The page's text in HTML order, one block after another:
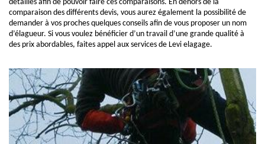
détaillés afin de pouvoir faire ces comparaisons. En dehors de la
comparaison des différents devis, vous aurez également la possibilité de
demander à vos proches quelques conseils afin de vous proposer un nom
d’élagueur. Si vous voulez bénéficier d’un travail d’une grande qualité à
des prix abordables, faites appel aux services de Levi elagage.